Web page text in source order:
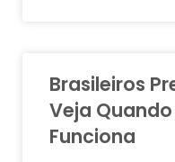
Brasileiros
Veja
Funciona